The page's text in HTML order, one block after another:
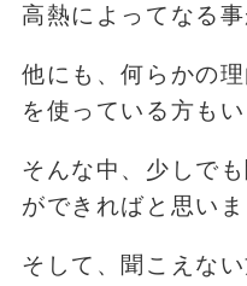
高熱によってなる事
他にも、何らかの
を使っている方も
そんな中、少しで
ができればと思いま
そして、聞こえな